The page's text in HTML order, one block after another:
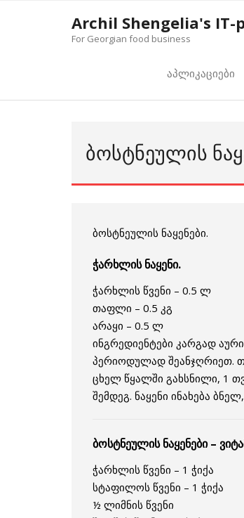
Archil Shengelia's IT-
For Georgian food business
აპლიკაციები
ᲑᲝᲡᲢᲜᲔᲣᲚᲘᲡ
ბოსტნეულის ნაყენები.
ჭარხლის ნაყენი.
ჭარხლის წვენი – 0.5 ლ
თაფლი – 0.5 კგ
არაყი – 0.5 ლ
ინგრედიენტები კარგად
პერიოდულად შეანჯღრიეთ.
ცხელ წყალში გახსნილი, 1
შემდეგ. ნაყენი ინახება
ბოსტნეულის ნაყენები –
ჭარხლის წვენი – 1 ჭიქა
სტაფილოს წვენი – 1 ჭიქა
½ ლიმნის წვენი